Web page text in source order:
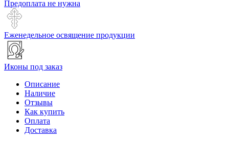
Предоплата не нужна
Еженедельное освящение продукции
Иконы под заказ
Описание
Наличие
Отзывы
Как купить
Оплата
Доставка